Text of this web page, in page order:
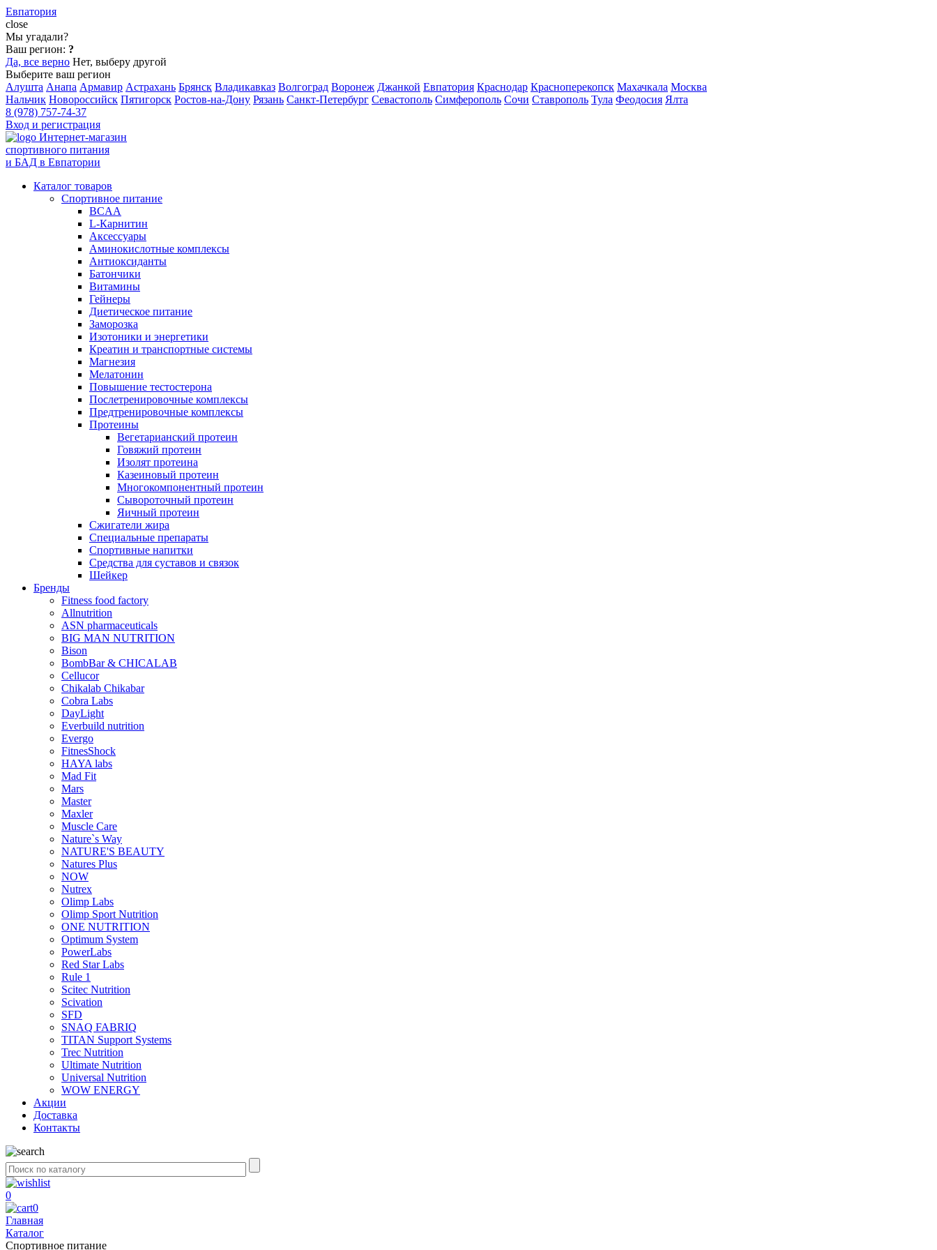
Евпатория
close
Мы угадали?
Ваш регион: ?
Да, все верно Нет, выберу другой
Выберите ваш регион
Алушта Анапа Армавир Астрахань Брянск Владикавказ Волгоград Воронеж Джанкой Евпатория Краснодар Красноперекопск Махачкала Москва
Нальчик Новороссийск Пятигорск Ростов-на-Дону Рязань Санкт-Петербург Севастополь Симферополь Сочи Ставрополь Тула Феодосия Ялта
8 (978) 757-74-37
Вход и регистрация
Интернет-магазин
спортивного питания
и БАД в Евпатории
Каталог товаров
Спортивное питание
BCAA
L-Карнитин
Аксессуары
Аминокислотные комплексы
Антиоксиданты
Батончики
Витамины
Гейнеры
Диетическое питание
Заморозка
Изотоники и энергетики
Креатин и транспортные системы
Магнезия
Мелатонин
Повышение тестостерона
Послетренировочные комплексы
Предтренировочные комплексы
Протеины
Вегетарианский протеин
Говяжий протеин
Изолят протеина
Казеиновый протеин
Многокомпонентный протеин
Сывороточный протеин
Яичный протеин
Сжигатели жира
Специальные препараты
Спортивные напитки
Средства для суставов и связок
Шейкер
Бренды
Fitness food factory
Allnutrition
ASN pharmaceuticals
BIG MAN NUTRITION
Bison
BombBar & CHICALAB
Cellucor
Chikalab Chikabar
Cobra Labs
DayLight
Everbuild nutrition
Evergo
FitnesShock
HAYA labs
Mad Fit
Mars
Master
Maxler
Muscle Care
Nature`s Way
NATURE'S BEAUTY
Natures Plus
NOW
Nutrex
Olimp Labs
Olimp Sport Nutrition
ONE NUTRITION
Optimum System
PowerLabs
Red Star Labs
Rule 1
Scitec Nutrition
Scivation
SFD
SNAQ FABRIQ
TITAN Support Systems
Trec Nutrition
Ultimate Nutrition
Universal Nutrition
WOW ENERGY
Акции
Доставка
Контакты
0
0
Главная
Каталог
Спортивное питание